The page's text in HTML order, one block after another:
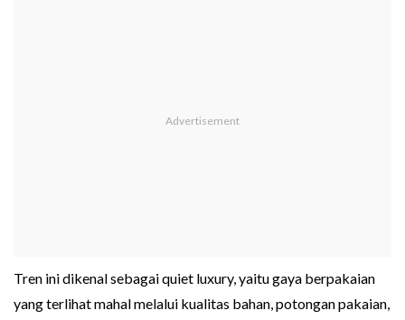
Tren ini dikenal sebagai quiet luxury, yaitu gaya berpakaian
yang terlihat mahal melalui kualitas bahan, potongan pakaian,